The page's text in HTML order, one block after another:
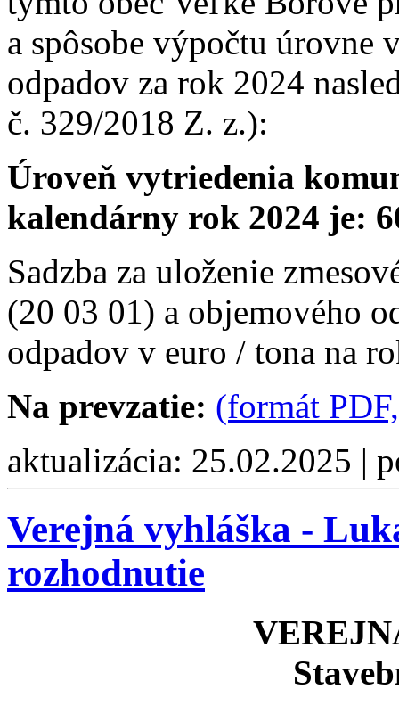
a spôsobe výpočtu úrovne
odpadov za rok 2024
č. 329/2018 Z. z.):
Úroveň vytriedenia
kalendárny rok 2024 je:
Sadzba za uloženie
(20 03 01) a objemového
odpadov v euro / tona na
Na prevzatie: (formát
aktualizácia: 25.02.2025 |
Verejná vyhláška -
rozhodnutie